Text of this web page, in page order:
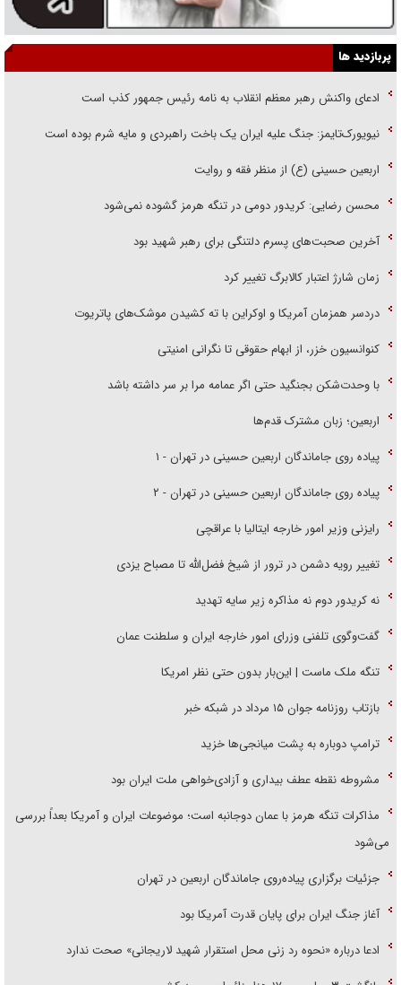
پربازدید ها
ادعای واکنش رهبر معظم انقلاب به نامه رئیس جمهور کذب است
نیویورک‌تایمز: جنگ علیه ایران یک باخت راهبردی و مایه شرم بوده است
اربعین حسینی (ع) از منظر فقه و روایت
محسن رضایی: کریدور دومی در تنگه هرمز گشوده نمی‌شود
آخرین صحبت‌های پسرم دلتنگی برای رهبر شهید بود
زمان شارژ اعتبار کالابرگ تغییر کرد
دردسر همزمان آمریکا و اوکراین با ته کشیدن موشک‌های پاتریوت
کنوانسیون خزر، از ابهام حقوقی تا نگرانی امنیتی
با وحدت‌شکن بجنگید حتی اگر عمامه مرا بر سر داشته باشد
اربعین؛ زبان مشترک قدم‌ها
پیاده روی جاماندگان اربعین حسینی در تهران - ۱
پیاده روی جاماندگان اربعین حسینی در تهران - ۲
رایزنی وزیر امور خارجه ایتالیا با عراقچی
تغییر رویه دشمن در ترور از شیخ فضل‌الله تا مصباح یزدی
نه کریدور دوم نه مذاکره زیر سایه تهدید
گفت‌وگوی تلفنی وزرای امور خارجه ایران و سلطنت عمان
تنگه ملک ماست | این‌بار بدون حتی نظر امریکا
بازتاب روزنامه جوان ۱۵ مرداد در شبکه خبر
ترامپ دوباره به پشت میانجی‌ها خزید
مشروطه نقطه عطف بیداری و آزادی‌خواهی ملت ایران بود
مذاکرات تنگه هرمز با عمان دوجانبه است؛ موضوعات ایران و آمریکا بعداً بررسی
می‌شود
جزئیات برگزاری پیاده‌روی جاماندگان اربعین در تهران
آغاز جنگ ایران برای پایان قدرت آمریکا بود
ادعا درباره «نحوه رد زنی محل استقرار شهید لاریجانی» صحت ندارد